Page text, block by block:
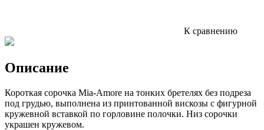
К сравнению
Описание
Короткая сорочка Mia-Amore на тонких бретелях без подреза
под грудью, выполнена из принтованной вискозы с фигурной
кружевной вставкой по горловине полочки. Низ сорочки
украшен кружевом.